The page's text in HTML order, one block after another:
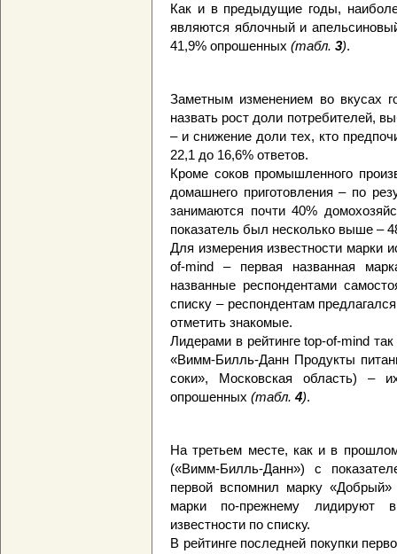
Как и в предыдущие годы,
являются яблочный и
41,9% опрошенных (табл. 3).
Заметным изменением во вкусах
назвать рост доли потребителей,
– и снижение доли тех, кто
22,1 до 16,6% ответов.
Кроме соков промышленного
домашнего приготовления – по
занимаются почти 40%
показатель был несколько выше –
Для измерения известности марки
of-mind – первая названная
названные респондентами
списку – респондентам
отметить знакомые.
Лидерами в рейтинге top-of-mind
«Вимм-Билль-Данн Продукты
соки», Московская область) –
опрошенных (табл.4).
На третьем месте, как и в
(«Вимм-Билль-Данн») с
первой вспомнил марку
марки по-прежнему лидируют
известности по списку.
В рейтинге последней покупки